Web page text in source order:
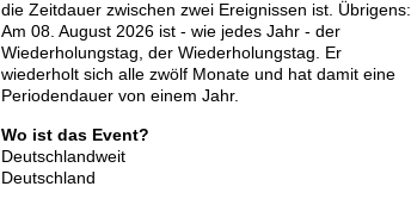
die Zeitdauer zwischen zwei Ereignissen ist. Übrigens:
Am 08. August 2026 ist - wie jedes Jahr - der
Wiederholungstag, der Wiederholungstag. Er
wiederholt sich alle zwölf Monate und hat damit eine
Periodendauer von einem Jahr.
Wo ist das Event?
Deutschlandweit
Deutschland